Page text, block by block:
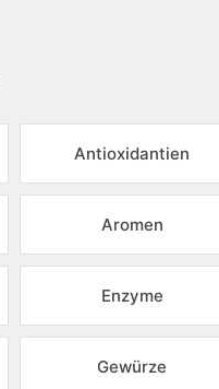
Antioxidantien
Aromen
Enzyme
Gewürze